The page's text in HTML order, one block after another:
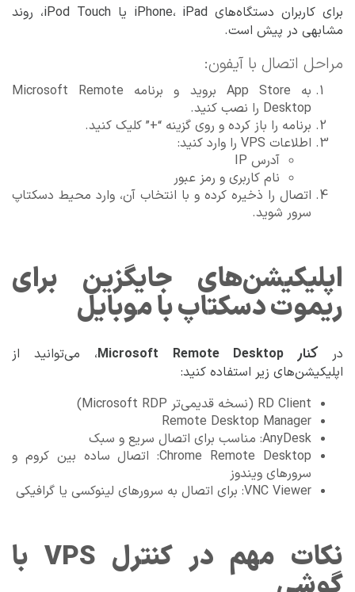
برای کاربران دستگاه‌های iPhone، iPad یا iPod Touch، روند
مشابهی در پیش است.
مراحل اتصال با آیفون:
به App Store بروید و برنامه Microsoft Remote
Desktop را نصب کنید.
برنامه را باز کرده و روی گزینه “+” کلیک کنید.
اطلاعات VPS را وارد کنید:
آدرس IP
نام کاربری و رمز عبور
اتصال را ذخیره کرده و با انتخاب آن، وارد محیط دسکتاپ
سرور شوید.
اپلیکیشن‌های جایگزین برای
ریموت دسکتاپ با موبایل
در کنار Microsoft Remote Desktop
، می‌توانید از
اپلیکیشن‌های زیر استفاده کنید:
RD Client (نسخه قدیمی‌تر Microsoft RDP)
Remote Desktop Manager
AnyDesk: مناسب برای اتصال سریع و سبک
Chrome Remote Desktop: اتصال ساده بین کروم و
سرورهای ویندوز
VNC Viewer: برای اتصال به سرورهای لینوکسی یا گرافیکی
نکات مهم در کنترل VPS با